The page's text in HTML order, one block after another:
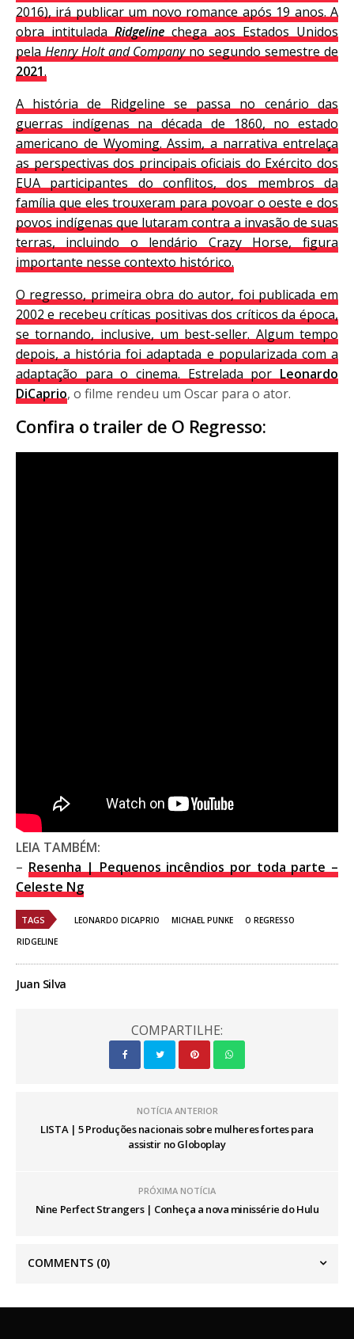
2016), irá publicar um novo romance após 19 anos. A
obra intitulada Ridgeline chega aos Estados Unidos
pela Henry Holt and Companyno segundo semestre de
2021.
A história de Ridgeline se passa no cenário das
guerras indígenas na década de 1860, no estado
americano de Wyoming. Assim, a narrativa entrelaça
as perspectivas dos principais oficiais do Exército dos
EUA participantes do conflitos, dos membros da
família que eles trouxeram para povoar o oeste e dos
povos indígenas que lutaram contra a invasão de suas
terras, incluindo o lendário Crazy Horse, figura
importante nesse contexto histórico.
O regresso, primeira obra do autor, foi publicada em
2002 e recebeu críticas positivas dos críticos da época,
se tornando, inclusive, um best-seller. Algum tempo
depois, a história foi adaptada e popularizada com a
adaptação para o cinema. Estrelada por Leonardo
DiCaprio, o filme rendeu um Oscar para o ator.
Confira o trailer de O Regresso:
LEIA TAMBÉM:
– Resenha | Pequenos incêndios por toda parte –
Celeste Ng
TAGS LEONARDO DICAPRIO MICHAEL PUNKE
O REGRESSO
RIDGELINE
Juan Silva
COMPARTILHE:
NOTÍCIA ANTERIOR
LISTA | 5 Produções nacionais sobre mulheres fortes para
assistir no Globoplay
PRÓXIMA NOTÍCIA
Nine Perfect Strangers | Conheça a nova minissérie do Hulu
COMMENTS (0)